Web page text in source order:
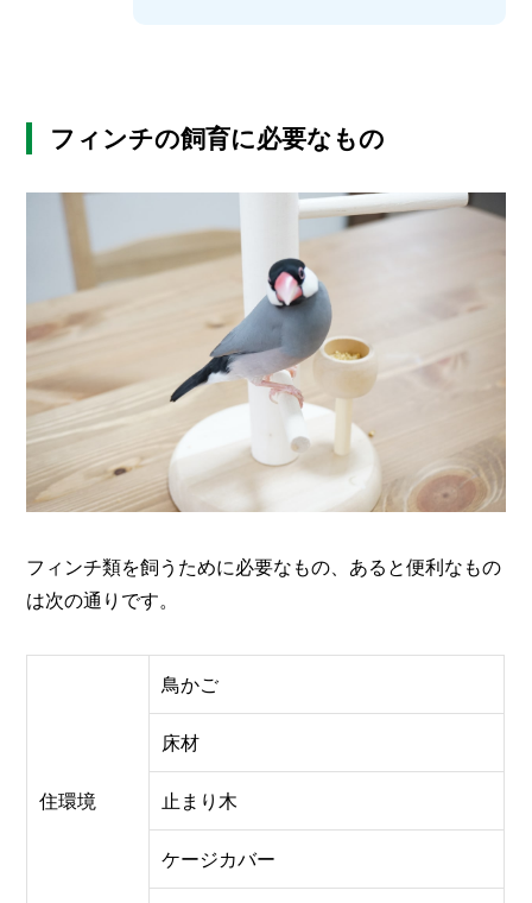
フィンチの飼育に必要なもの
フィンチ類を飼うために必要なもの、あると便利なもの
は次の通りです。
住環境
鳥かご
床材
止まり木
ケージカバー